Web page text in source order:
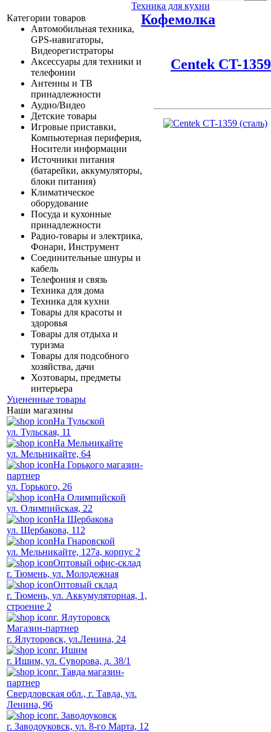
Категории товаров
Автомобильная техника,
GPS-навигаторы,
Видеорегистраторы
Аксессуары для техники и
телефонии
Антенны и ТВ
принадлежности
Аудио/Видео
Детские товары
Игровые приставки,
Компьютерная периферия,
Носители информации
Источники питания
(батарейки, аккумуляторы,
блоки питания)
Климатическое
оборудование
Посуда и кухонные
принадлежности
Радио-товары и электрика,
Фонари, Инструмент
Соединительные шнуры и
кабель
Телефония и связь
Техника для дома
Техника для кухни
Товары для красоты и
здоровья
Товары для отдыха и
туризма
Товары для подсобного
хозяйства, дачи
Хозтовары, предметы
интерьера
Уцененные товары
Наши магазины
На Тульской
ул. Тульская, 11
На Мельникайте
ул. Мельникайте, 64
На Горького магазин-
партнер
ул. Горького, 26
На Олимпийской
ул. Олимпийская, 22
На Щербакова
ул. Щербакова, 112
На Гнаровской
ул. Мельникайте, 127а, корпус 2
Оптовый офис-склад
г. Тюмень, ул. Молодежная
Оптовый склад
г. Тюмень, ул. Аккумуляторная, 1,
строение 2
г. Ялуторовск
Магазин-партнер
г. Ялуторовск, ул.Ленина, 24
г. Ишим
г. Ишим, ул. Суворова, д. 38/1
г. Тавда магазин-
партнер
Свердловская обл., г. Тавда, ул.
Ленина, 96
г. Заводоуковск
г. Заводоуковск, ул. 8-го Марта, 12
Техника для кухни
Кофемолка
Centek CT-